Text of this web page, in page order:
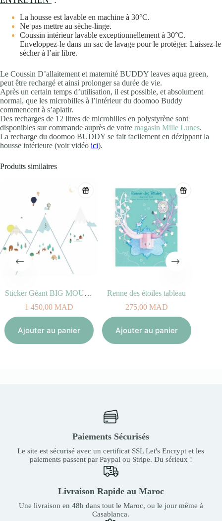
La housse est lavable en machine à 30°C.
Ne pas mettre au sèche-linge.
Coussin intérieur lavable exceptionnellement à 30°C.
Enveloppez-le dans un sac de lavage pour le protéger. Laissez-le
sécher à l’air libre.
Le Coussin D’allaitement et maternité BUDDY leaves aqua green,
peut être rechargé et ainsi prolonger sa durée de vie.
Après un certain temps d’utilisation, il est possible, et absolument
normal, que les microbilles à l’intérieur du doomoo Buddy
commencent à s’aplatir.
Des recharges de 12 litres de microbilles en polystyrène sont
disponibles sur commande auprès de votre magasin Mille Lunes.
La recharge du doomoo BUDDY se fait facilement en dézippant la
housse intérieure (voir vidéo ici).
Produits similaires
Sticker Géant BIG MOUNTAINS
1 450,00MAD
Ajouter au panier
Renne des étoiles tableau
275,00MAD
Ajouter au panier
Paiements Sécurisés
Le site est sécurisé avec un certificat SSL Let's Encrypt et les
paiements passent par Paypal ou Stripe. Du sérieux !
Livraison Rapide au Maroc
Une livraison en 48h dans tout le Maroc, ou le jour même à
Casablanca.